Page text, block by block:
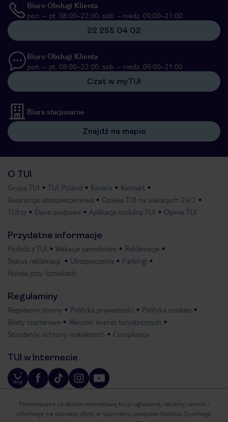
Biuro Obsługi Klienta
pon. – pt. 08:00–22:00, sob. – niedz. 09:00–21:00
22 255 04 02
Biuro Obsługi Klienta
pon. – pt. 08:00–22:00, sob. – niedz. 09:00–21:00
Czat w myTUI
Biura stacjonarne
Znajdź na mapie
O TUI
Grupa TUI TUI Poland Kariera
Kontakt
Gwarancja ubezpieczeniowa
Opieka TUI na wakacjach 24/7
TUI.cz
Dane osobowe Aplikacja mobilna TUI Opinie TUI
Przydatne informacje
Podróż z TUI Wakacje samolotem
Reklamacje
Status reklamacji
Ubezpieczenia
Parkingi
Hotele przy lotniskach
Regulaminy
Regulamin strony Polityka prywatności
Polityka cookies
Bilety czarterowe
Warunki imprez turystycznych
Standardy ochrony małoletnich
Compliance
TUI w Internecie
Prezentowane na stronie internetowej tui.pl ogłoszenia, reklamy, cenniki i
informacje nie stanowią oferty w rozumieniu przepisów Kodeksu Cywilnego.